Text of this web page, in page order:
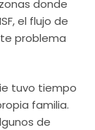
donde
el flujo de
problema
tuvo tiempo
familia.
de